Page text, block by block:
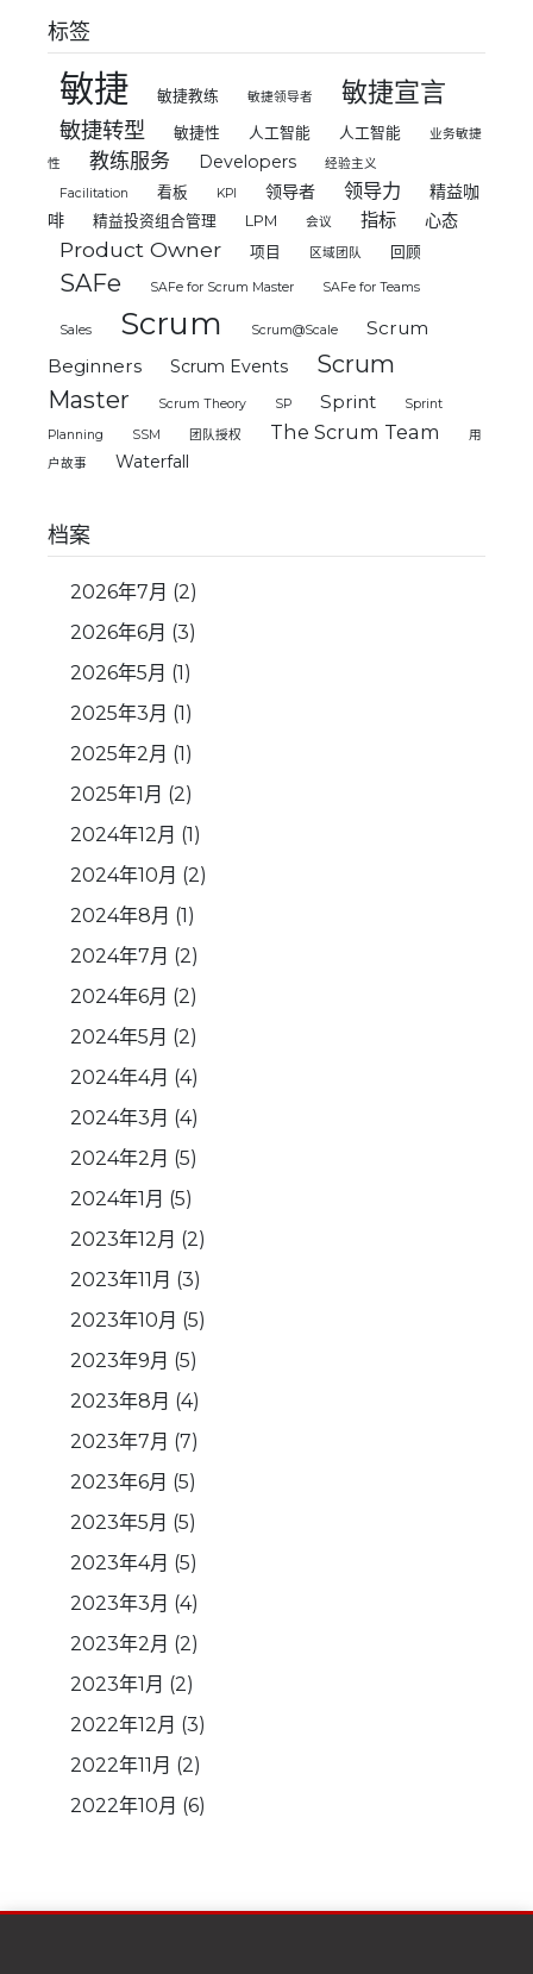
标签
敏捷 敏捷教练 敏捷领导者 敏捷宣言
敏捷转型 敏捷性 人工智能 人工智能
业务敏捷
性
教练服务 Developers
经验主义
Facilitation
看板 KPI 领导者 领导力
精益咖
啡
精益投资组合管理 LPM 会议 指标 心态
Product Owner 项目 区域团队 回顾
SAFe SAFe for Scrum Master SAFe for Teams
Sales Scrum Scrum@Scale
Scrum
Beginners
Scrum Events
Scrum
Master
Scrum Theory SP Sprint
Sprint
Planning
SSM 团队授权 The Scrum Team
用
户故事
Waterfall
档案
2026年7月 (2)
2026年6月 (3)
2026年5月 (1)
2025年3月 (1)
2025年2月 (1)
2025年1月 (2)
2024年12月 (1)
2024年10月 (2)
2024年8月 (1)
2024年7月 (2)
2024年6月 (2)
2024年5月 (2)
2024年4月 (4)
2024年3月 (4)
2024年2月 (5)
2024年1月 (5)
2023年12月 (2)
2023年11月 (3)
2023年10月 (5)
2023年9月 (5)
2023年8月 (4)
2023年7月 (7)
2023年6月 (5)
2023年5月 (5)
2023年4月 (5)
2023年3月 (4)
2023年2月 (2)
2023年1月 (2)
2022年12月 (3)
2022年11月 (2)
2022年10月 (6)